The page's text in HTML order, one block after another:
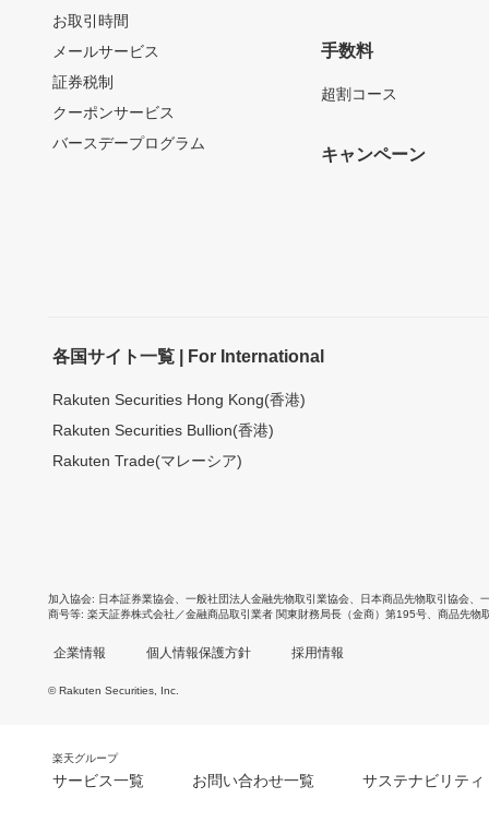
お取引時間
メールサービス
証券税制
クーポンサービス
バースデープログラム
手数料
超割コース
キャンペーン
各国サイト一覧 | For International
Rakuten Securities Hong Kong(香港)
Rakuten Securities Bullion(香港)
Rakuten Trade(マレーシア)
加入協会 日本証券業協会 一般社団法人金融先物取引業協会 日本商品先物取引協会
商号等 楽天証券株式会社／金融商品取引業者 関東財務局長（金商）第195号、商品先物
企業情報 個人情報保護方針 採用情報
© Rakuten Securities, Inc.
楽天グループ
サービス一覧 お問い合わせ一覧 サステナビリティ